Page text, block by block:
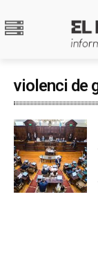
violenci de